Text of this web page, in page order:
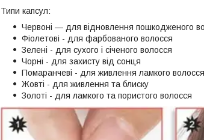
Типи капсул:
Червоні — для відновлення пошкодженого
Фіолетові - для фарбованого волосся
Зелені - для сухого і січеного волосся
Чорні - для захисту від сонця
Помаранчеві - для живлення ламкого волосся
Жовті - для живлення та блиску
Золоті - для ламкого та пористого волосся